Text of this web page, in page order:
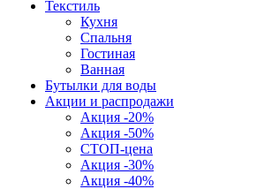
Текстиль
Кухня
Спальня
Гостиная
Ванная
Бутылки для воды
Акции и распродажи
Акция -20%
Акция -50%
СТОП-цена
Акция -30%
Акция -40%